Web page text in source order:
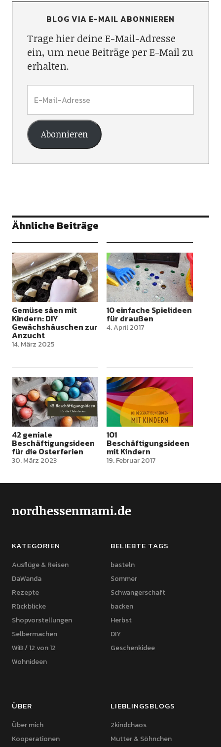
BLOG VIA E-MAIL ABONNIEREN
Trage hier deine E-Mail-Adresse
ein, um neue Beiträge per E-Mail zu
erhalten.
Abonnieren
Ähnliche Beiträge
Gemüse säen mit
Kindern: DIY
Gewächshäuschen zur
Anzucht
14. März 2025
10 einfache Spielideen
für draußen
4. April 2017
42 geniale
Beschäftigungsideen
für die Osterferien
30. März 2023
101
Beschäftigungsideen
mit Kindern
19. Februar 2017
nordhessenmami.de
KATEGORIEN
Ausflüge & Reisen
DaWanda
Rezepte
Rückblicke
Shopvorstellungen
Selbermachen
WiB / 12 von 12
Wohnideen
BELIEBTE TAGS
basteln
Sommer
Schwangerschaft
backen
Herbst
DIY
Geschenkidee
ÜBER
Über mich
Kooperationen
LIEBLINGSBLOGS
2kindchaos
Mutter & Söhnchen